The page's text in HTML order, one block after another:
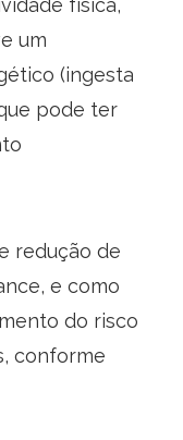
física,
um
(ingesta
pode ter
redução de
e como
do risco
conforme